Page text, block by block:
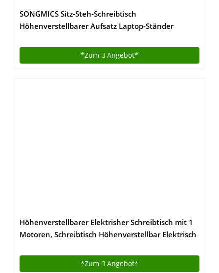
SONGMICS Sitz-Steh-Schreibtisch
Höhenverstellbarer Aufsatz Laptop-Ständer
Abnehmbaren und winkeleinstellbaren
Tastaturablage 80 x 62 cm Schwarz LSD08B
*Zum Angebot*
Höhenverstellbarer Elektrisher Schreibtisch mit 1
Motoren, Schreibtisch Höhenverstellbar Elektrisch
Stehschreibtisch Mit Speicher-Steuerung
*Zum Angebot*